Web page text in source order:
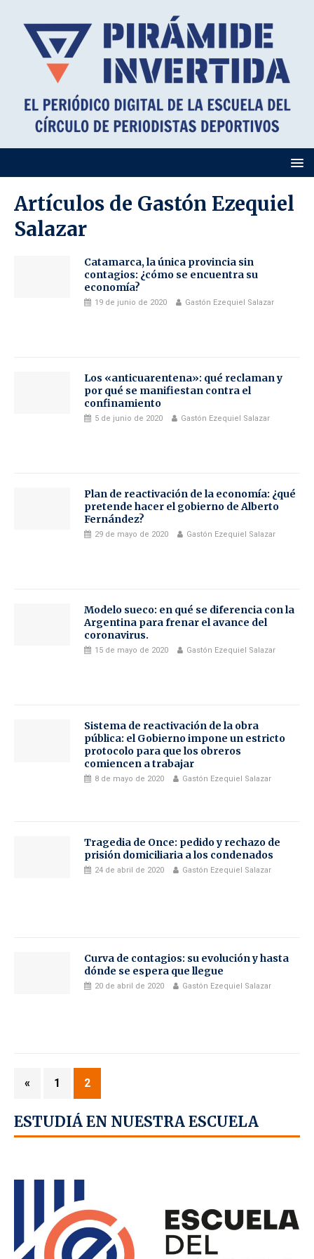
Artículos de Gastón Ezequiel
Salazar
Catamarca, la única provincia sin
contagios: ¿cómo se encuentra su
economía?
19 de junio de 2020 Gastón Ezequiel Salazar
Los «anticuarentena»: qué reclaman y
por qué se manifiestan contra el
confinamiento
5 de junio de 2020 Gastón Ezequiel Salazar
Plan de reactivación de la economía: ¿qué
pretende hacer el gobierno de Alberto
Fernández?
29 de mayo de 2020 Gastón Ezequiel Salazar
Modelo sueco: en qué se diferencia con la
Argentina para frenar el avance del
coronavirus.
15 de mayo de 2020 Gastón Ezequiel Salazar
Sistema de reactivación de la obra
pública: el Gobierno impone un estricto
protocolo para que los obreros
comiencen a trabajar
8 de mayo de 2020 Gastón Ezequiel Salazar
Tragedia de Once: pedido y rechazo de
prisión domiciliaria a los condenados
24 de abril de 2020 Gastón Ezequiel Salazar
Curva de contagios: su evolución y hasta
dónde se espera que llegue
20 de abril de 2020 Gastón Ezequiel Salazar
« 1 2
ESTUDIÁ EN NUESTRA ESCUELA